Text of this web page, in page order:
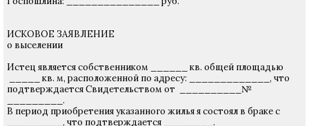
ИСКОВОЕ ЗАЯВЛЕНИЕ
о выселении
Истец является собственником ______ кв. общей площадью
_____ кв. м, расположенной по адресу: _____________, что
подтверждается Свидетельством от __________№
_________.
В период приобретения указанного жилья я состоял в браке с
_________, что подтверждается ________.